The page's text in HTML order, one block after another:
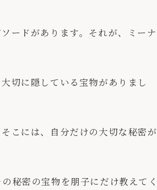
ードがあります。それが、ミーナ
切に隠している宝物がありまし
こには、自分だけの大切な秘密が
秘密の宝物を朋子にだけ教えてく